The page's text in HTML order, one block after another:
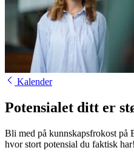
Kalender
Potensialet ditt er
Bli med på kunnskapsfrokost på
hvor stort potensial du faktisk har!